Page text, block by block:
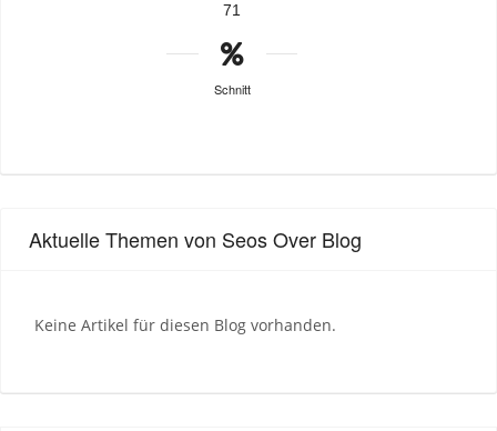
71
Schnitt
Aktuelle Themen von Seos Over Blog
Keine Artikel für diesen Blog vorhanden.